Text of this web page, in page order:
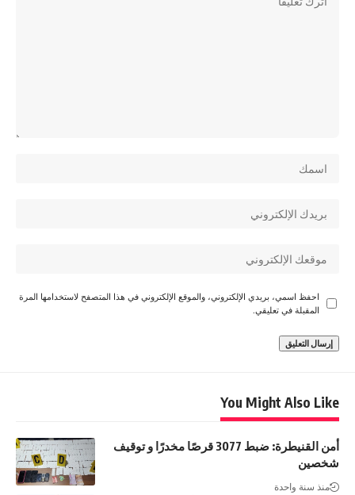
احفظ اسمي، بريدي الإلكتروني، والموقع الإلكتروني في هذا المتصفح لاستخدامها المرة
المقبلة في تعليقي.
You Might Also Like
أمن القنيطرة: ضبط 3077 قرصًا مخدرًا و توقيف
شخصين
منذ سنة واحدة